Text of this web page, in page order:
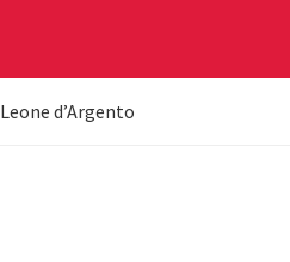
Leone d’Argento